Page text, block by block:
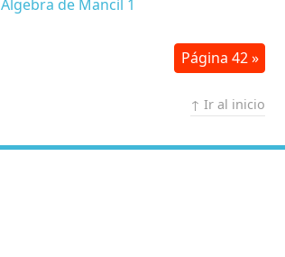
Álgebra de Mancil 1
Página 42 »
↑ Ir al inicio